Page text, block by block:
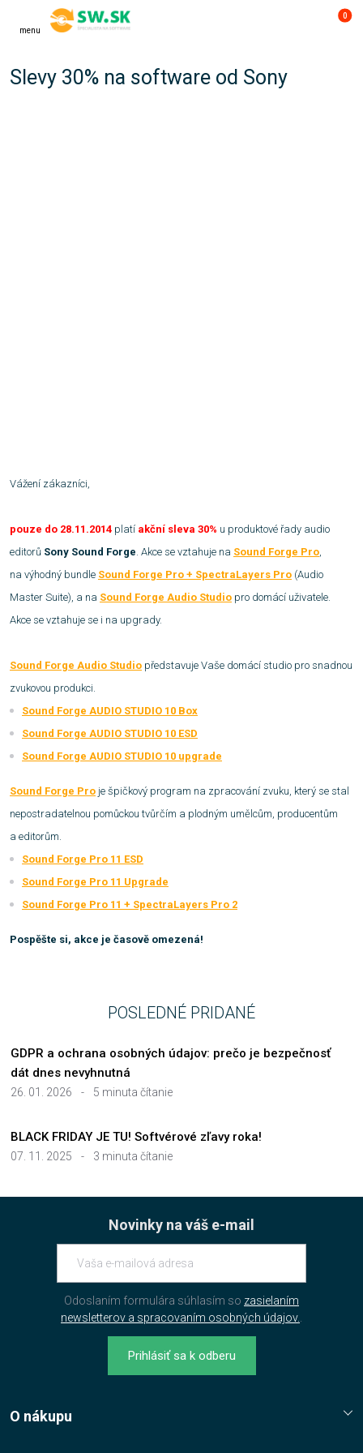
menu
0
Slevy 30% na software od Sony
Vážení zákazníci,
pouze do 28.11.2014 platí akční sleva 30% u produktové řady audio
editorů Sony Sound Forge. Akce se vztahuje na Sound Forge Pro,
na výhodný bundle Sound Forge Pro + SpectraLayers Pro (Audio
Master Suite), a na Sound Forge Audio Studio pro domácí uživatele.
Akce se vztahuje se i na upgrady.
Sound Forge Audio Studio představuje Vaše domácí studio pro snadnou
zvukovou produkci.
Sound Forge AUDIO STUDIO 10 Box
Sound Forge AUDIO STUDIO 10 ESD
Sound Forge AUDIO STUDIO 10 upgrade
Sound Forge Pro je špičkový program na zpracování zvuku, který se stal
nepostradatelnou pomůckou tvůrčím a plodným umělcům, producentům
a editorům.
Sound Forge Pro 11 ESD
Sound Forge Pro 11 Upgrade
Sound Forge Pro 11 + SpectraLayers Pro 2
Pospěšte si, akce je časově omezená!
POSLEDNÉ PRIDANÉ
26. 01. 2026 - 5 minuta čítanie
GDPR a ochrana osobných údajov: prečo je bezpečnosť
dát dnes nevyhnutná
07. 11. 2025 - 3 minuta čítanie
BLACK FRIDAY JE TU! Softvérové zľavy roka!
Novinky na váš e-mail
Odoslaním formulára súhlasím so zasielaním
newsletterov a spracovaním osobných údajov.
Prihlásiť sa k odberu
O nákupu